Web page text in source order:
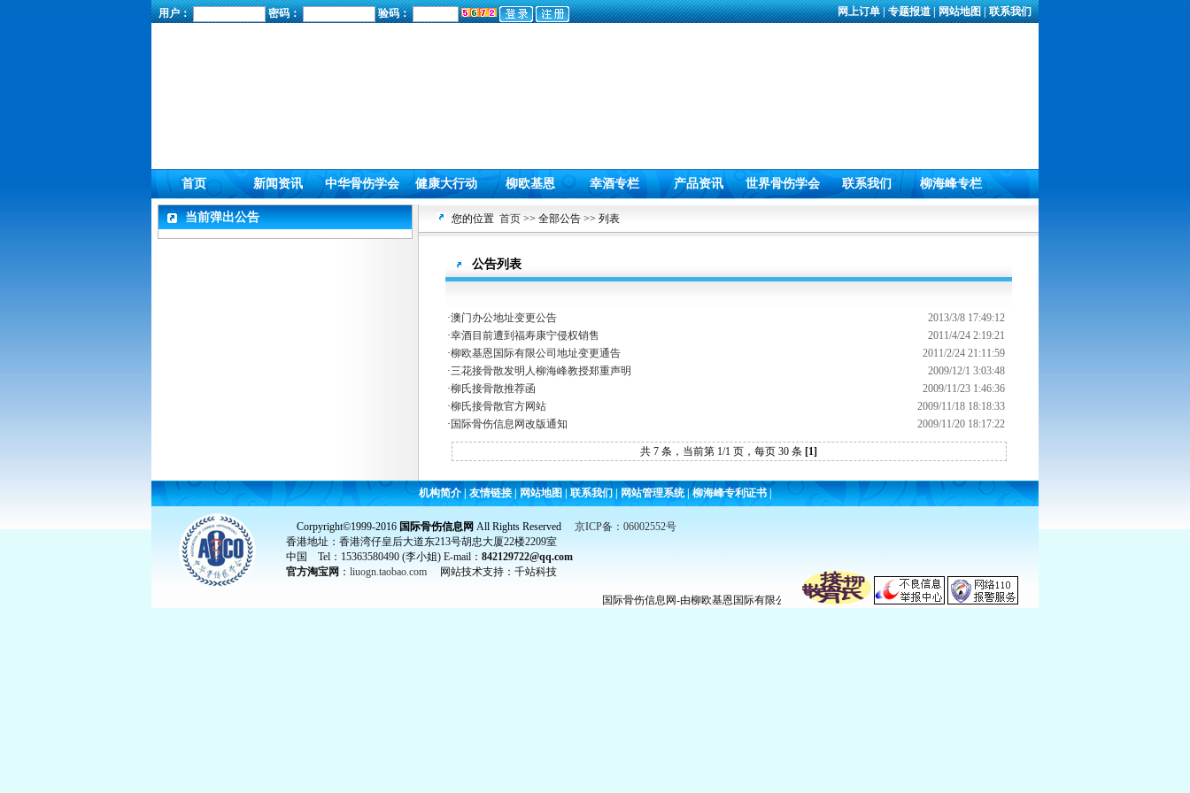
用户： 密码： 验码： 网上订单|专题报道|网站地图|联系我们
首页 新闻资讯 中华骨伤学会 健康大行动 柳欧基恩 幸酒专栏 产品资讯 世界骨伤学会 联系我们 柳海峰专栏
当前弹出公告 您的位置 首页 >> 全部公告 >> 列表
公告列表
2013/3/8 17:49:12
·澳门办公地址变更公告
2011/4/24 2:19:21
·幸酒目前遭到福寿康宁侵权销售
2011/2/24 21:11:59
·柳欧基恩国际有限公司地址变更通告
2009/12/1 3:03:48
·三花接骨散发明人柳海峰教授郑重声明
2009/11/23 1:46:36
·柳氏接骨散推荐函
2009/11/18 18:18:33
·柳氏接骨散官方网站
2009/11/20 18:17:22
· 国际骨伤信息网改版通知
共 7 条，当前第 1/1 页，每页 30 条 [1]
机构简介| 友情链接 |网站地图 |联系我们 |网站管理系统|柳海峰专利证书
Corpyright©1999-2016 国际骨伤信息网 All Rights Reserved
京ICP备：06002552号
香港地址：香港湾仔皇后大道东213号胡忠大厦22楼2209室
中国 Tel：15363580490 (李小姐) E-mail： 842129722@qq.com
官方淘宝网 ： liuogn.taobao.com 网站技术支持：千站科技
国际骨伤信息网-由柳欧基恩国际有限公司创办 我们致力于骨科药品研发 为全球患者服务！